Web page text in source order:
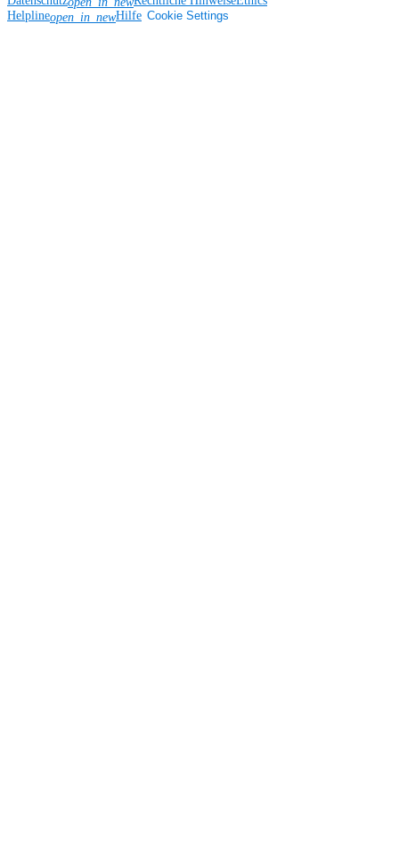
Helplineopen_in_newHilfe Cookie Settings